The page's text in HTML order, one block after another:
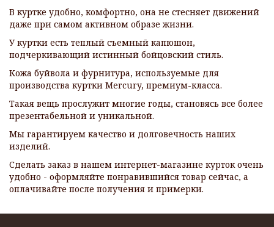
В куртке удобно, комфортно, она не стесняет движений
даже при самом активном образе жизни.
У куртки есть теплый съемный капюшон,
подчеркивающий истинный бойцовский стиль.
Кожа буйвола и фурнитура, используемые для
производства куртки Mercury, премиум-класса.
Такая вещь прослужит многие годы, становясь все более
презентабельной и уникальной.
Мы гарантируем качество и долговечность наших
изделий.
Сделать заказ в нашем интернет-магазине курток очень
удобно - оформляйте понравившийся товар сейчас, а
оплачивайте после получения и примерки.